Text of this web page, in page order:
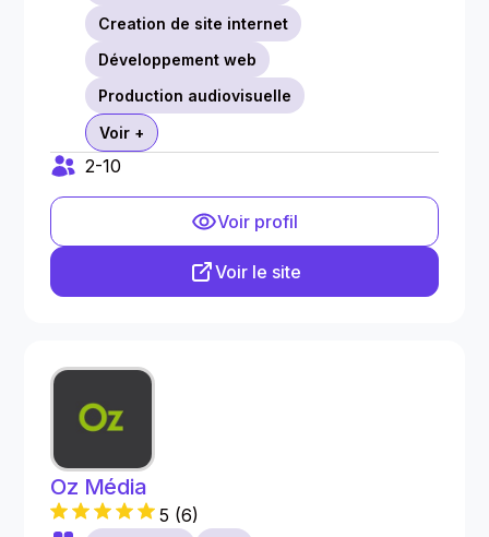
Creation de site internet
Développement web
Production audiovisuelle
Voir +
2-10
Voir profil
Voir le site
Oz Média
5 (6)